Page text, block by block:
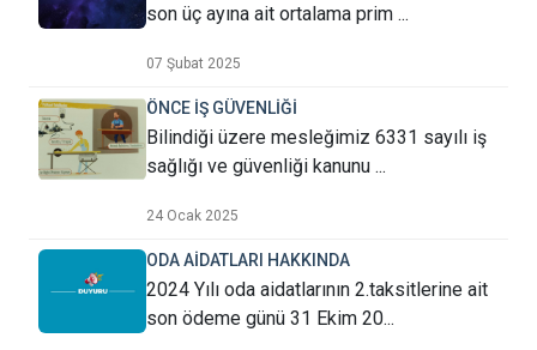
son üç ayına ait ortalama prim ...
07 Şubat 2025
ÖNCE İŞ GÜVENLİĞİ
Bilindiği üzere mesleğimiz 6331 sayılı iş
sağlığı ve güvenliği kanunu ...
24 Ocak 2025
ODA AİDATLARI HAKKINDA
2024 Yılı oda aidatlarının 2.taksitlerine ait
son ödeme günü 31 Ekim 20...